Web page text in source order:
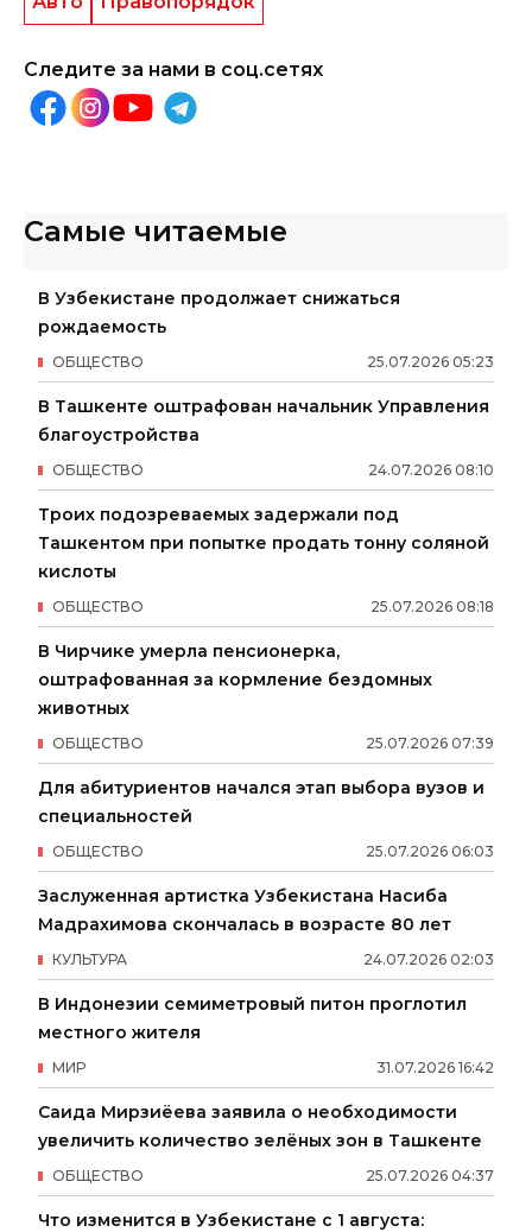
Следите за нами в соц.сетях
Самые читаемые
В Узбекистане продолжает снижаться
рождаемость
25.07.2026 05:23
ОБЩЕСТВО
В Ташкенте оштрафован начальник Управления
благоустройства
24.07.2026 08:10
ОБЩЕСТВО
Троих подозреваемых задержали под
Ташкентом при попытке продать тонну соляной
кислоты
25.07.2026 08:18
ОБЩЕСТВО
В Чирчике умерла пенсионерка,
оштрафованная за кормление бездомных
животных
25.07.2026 07:39
ОБЩЕСТВО
Для абитуриентов начался этап выбора вузов и
специальностей
25.07.2026 06:03
ОБЩЕСТВО
Заслуженная артистка Узбекистана Насиба
Мадрахимова скончалась в возрасте 80 лет
24.07.2026 02:03
КУЛЬТУРА
В Индонезии семиметровый питон проглотил
местного жителя
31.07.2026 16:42
МИР
Саида Мирзиёева заявила о необходимости
увеличить количество зелёных зон в Ташкенте
25.07.2026 04:37
ОБЩЕСТВО
Что изменится в Узбекистане с 1 августа: